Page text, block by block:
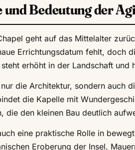
und Bedeutung der
geht auf das Mittelalter
Errichtungsdatum fehlt, doch
erhöht in der Landschaft
die Architektur, sondern auch
die Kapelle mit
die den kleinen Bau deutlich
eine praktische Rolle in
Eroberung der Insel.